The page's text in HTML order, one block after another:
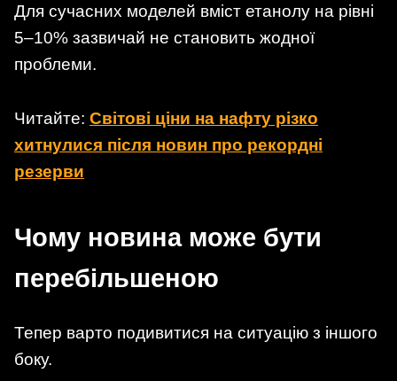
Для сучасних моделей вміст етанолу на рівні
5–10% зазвичай не становить жодної
проблеми.
Читайте: Світові ціни на нафту різко
хитнулися після новин про рекордні
резерви
Чому новина може бути
перебільшеною
Тепер варто подивитися на ситуацію з іншого
боку.